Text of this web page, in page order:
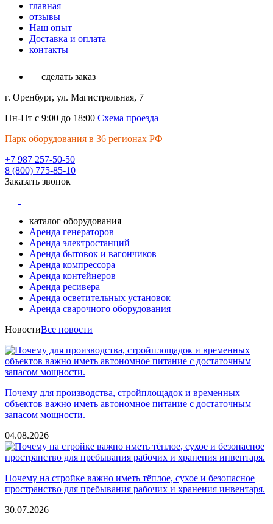
главная
отзывы
Наш опыт
Доставка и оплата
контакты
сделать заказ
г. Оренбург, ул. Магистральная, 7
Пн-Пт с 9:00 до 18:00 Схема проезда
Парк оборудования в 36 регионах РФ
+7 987 257-50-50
8 (800) 775-85-10
Заказать звонок
каталог оборудования
Аренда генераторов
Аренда электростанций
Аренда бытовок и вагончиков
Аренда компрессора
Аренда контейнеров
Аренда ресивера
Аренда осветительных установок
Аренда сварочного оборудования
НовостиВсе новости
Почему для производства, стройплощадок и временных
объектов важно иметь автономное питание с достаточным
запасом мощности.
04.08.2026
Почему на стройке важно иметь тёплое, сухое и безопасное
пространство для пребывания рабочих и хранения инвентаря.
30.07.2026